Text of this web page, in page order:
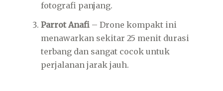
fotografi panjang.
Parrot Anafi – Drone kompakt ini
menawarkan sekitar 25 menit durasi
terbang dan sangat cocok untuk
perjalanan jarak jauh.